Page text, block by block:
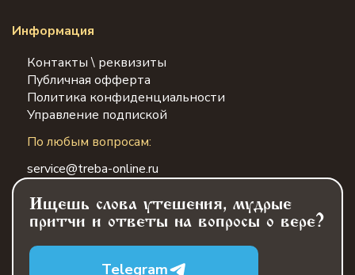
Информация
Контакты \ реквизиты
Публичная офферта
Политика конфиденциальности
Управление подпиской
По любым вопросам:
service@treba-online.ru
Ищешь слова утешения, мудрые
притчи и ответы на вопросы о вере?
Telegram